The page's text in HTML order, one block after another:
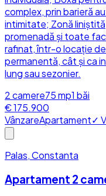
complex, prin barieră
intimitate; Zonă
promenadă și toate
rafinat, într-o locație
permanentă, cât și ca
lung sau sezonier.
2camere75mp1 băi
€ 175.900
VânzareApartament✓
Palas, Constanta
Apartament 2